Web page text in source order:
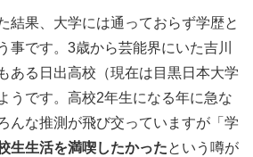
結果、大学には通っておらず学歴と
事です。3歳から芸能界にいた吉川
ある日出高校（現在は目黒日本大学
うです。高校2年生になる年に急な
んな推測が飛び交っていますが「学
生生活を満喫したかったという噂が